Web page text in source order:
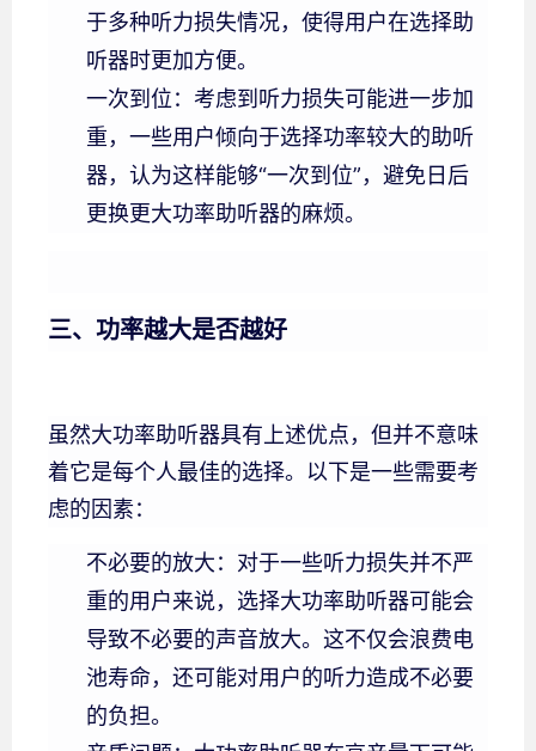
于多种听力损失情况，使得用户在选择助
听器时更加方便。
一次到位：考虑到听力损失可能进一步加
重，一些用户倾向于选择功率较大的助听
器，认为这样能够“一次到位”，避免日后
更换更大功率助听器的麻烦。
三、功率越大是否越好
虽然大功率助听器具有上述优点，但并不意味
着它是每个人最佳的选择。以下是一些需要考
虑的因素：
不必要的放大：对于一些听力损失并不严
重的用户来说，选择大功率助听器可能会
导致不必要的声音放大。这不仅会浪费电
池寿命，还可能对用户的听力造成不必要
的负担。